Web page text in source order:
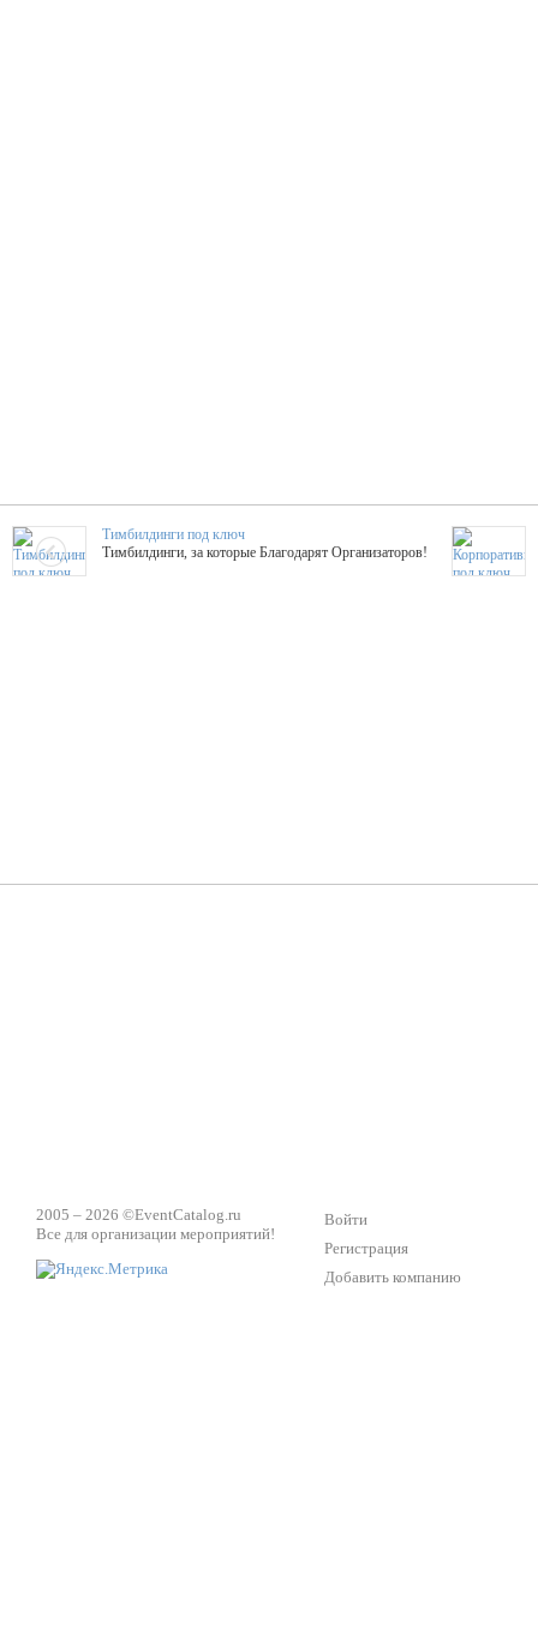
Тимбилдинги под ключ
Тимбилдинги, за которые Благодарят Организаторов!
2005 – 2026 ©EventCatalog.ru
Все для организации мероприятий!
Войти
Регистрация
Добавить компанию